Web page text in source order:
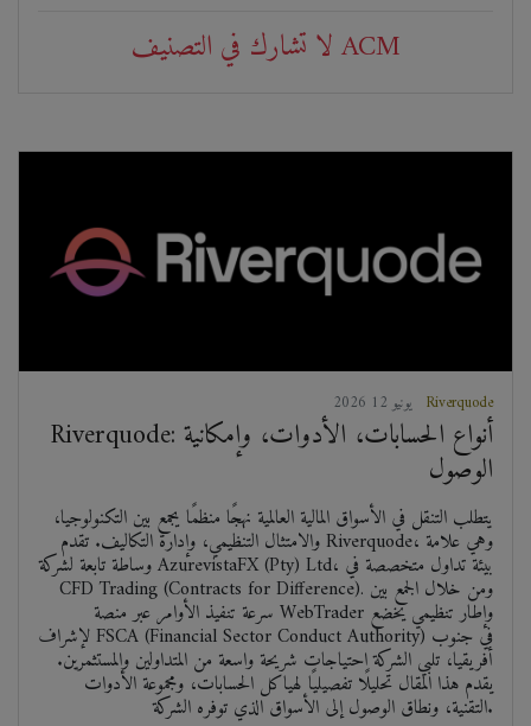
لا تشارك في التصنيف ACM
2026 يونيو 12 Riverquode
Riverquode: أنواع الحسابات، الأدوات، وإمكانية
الوصول
يتطلب التنقل في الأسواق المالية العالمية نهجًا منظمًا يجمع بين التكنولوجيا،
والامتثال التنظيمي، وإدارة التكاليف. تقدم Riverquode، وهي علامة
وساطة تابعة لشركة AzurevistaFX (Pty) Ltd، بيئة تداول متخصصة في
CFD Trading (Contracts for Difference). ومن خلال الجمع بين
سرعة تنفيذ الأوامر عبر منصة WebTrader وإطار تنظيمي يخضع
لإشراف FSCA (Financial Sector Conduct Authority) في جنوب
أفريقيا، تلبي الشركة احتياجات شريحة واسعة من المتداولين والمستثمرين.
يقدم هذا المقال تحليلًا تفصيليًا لهياكل الحسابات، ومجموعة الأدوات
التقنية، ونطاق الوصول إلى الأسواق الذي توفره الشركة.